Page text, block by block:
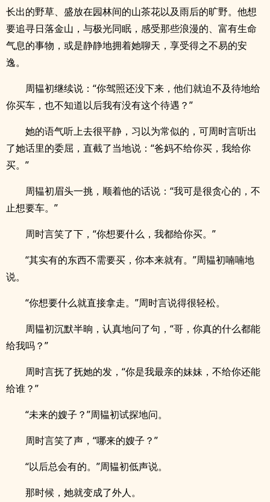
长出的野草、盛放在园林间的山茶花以及雨后的旷野。他想
要追寻日落金山，与极光同眠，感受那些浪漫的、富有生命
气息的事物，或是静静地拥着她聊天，享受得之不易的安
逸。
周韫初继续说：“你驾照还没下来，他们就迫不及待地给
你买车，也不知道以后我有没有这个待遇？”
她的语气听上去很平静，习以为常似的，可周时言听出
了她话里的委屈，直截了当地说：“爸妈不给你买，我给你
买。”
周韫初眉头一挑，顺着他的话说：“我可是很贪心的，不
止想要车。”
周时言笑了下，“你想要什么，我都给你买。”
“其实有的东西不需要买，你本来就有。”周韫初喃喃地
说。
“你想要什么就直接拿走。”周时言说得很轻松。
周韫初沉默半晌，认真地问了句，“哥，你真的什么都能
给我吗？”
周时言抚了抚她的发，“你是我最亲的妹妹，不给你还能
给谁？”
“未来的嫂子？”周韫初试探地问。
周时言笑了声，“哪来的嫂子？”
“以后总会有的。”周韫初低声说。
那时候，她就变成了外人。